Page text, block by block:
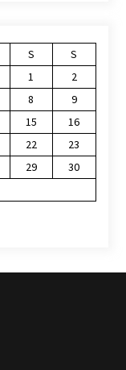
S
S
1
2
8
9
15
16
22
23
29
30